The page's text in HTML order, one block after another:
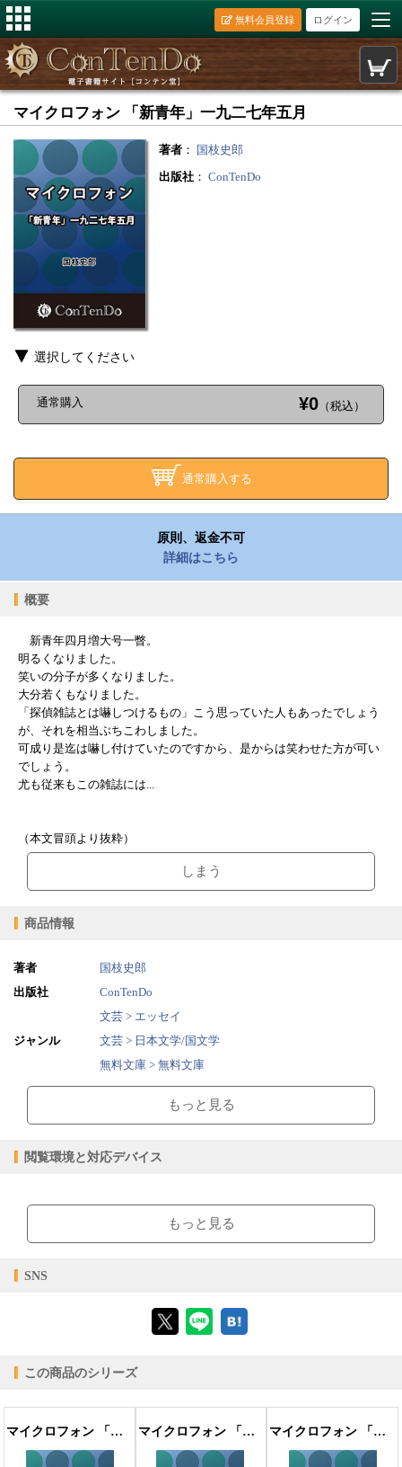
ログイン
無料会員登録
マイクロフォン 「新青年」一九二七年五月
著者 ：
国枝史郎
出版社 ： ConTenDo
選択してください
通常購入 ¥0 （税込）
通常購入する
原則、返金不可
詳細はこちら
概要
新青年四月増大号一瞥。
明るくなりました。
笑いの分子が多くなりました。
大分若くもなりました。
「探偵雑誌とは嚇しつけるもの」こう思っていた人もあったでしょう
が、それを相当ぶちこわしました。
可成り是迄は嚇し付けていたのですから、是からは笑わせた方が可い
でしょう。
尤も従来もこの雑誌には...
（本文冒頭より抜粋）
しまう
商品情報
著者
国枝史郎
出版社
ConTenDo
ジャンル
文芸 > エッセイ
文芸 > 日本文学/国文学
無料文庫 > 無料文庫
販売開始日
2016/08/12
【販売形態】
もっと見る
閲覧環境と対応デバイス
ブラウザビューア・PC版ConTenDoビューア・モバイルビューア
【対応デバイス】
【PC版ConTenDoビューア】
【モバイルビューア】
もっと見る
SNS
この商品のシリーズ
マイクロフォン 「新青年」一九二六年二月 マイクロフォン 「新青年」一九二六年三月 マイクロフォン 「新青年」一九二六年一一月